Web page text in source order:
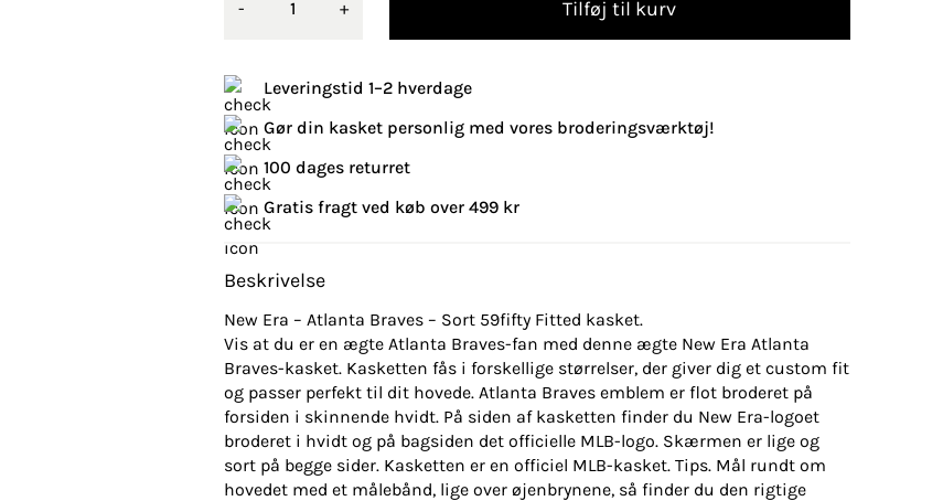
- + Tilføj til kurv
Leveringstid 1–2 hverdage
Gør din kasket personlig med vores broderingsværktøj!
100 dages returret
Gratis fragt ved køb over 499 kr
Beskrivelse
New Era – Atlanta Braves – Sort 59fifty Fitted kasket.
Vis at du er en ægte Atlanta Braves-fan med denne ægte New Era Atlanta
Braves-kasket. Kasketten fås i forskellige størrelser, der giver dig et custom fit
og passer perfekt til dit hovede. Atlanta Braves emblem er flot broderet på
forsiden i skinnende hvidt. På siden af kasketten finder du New Era-logoet
broderet i hvidt og på bagsiden det officielle MLB-logo. Skærmen er lige og
sort på begge sider. Kasketten er en officiel MLB-kasket. Tips. Mål rundt om
hovedet med et målebånd, lige over øjenbrynene, så finder du den rigtige